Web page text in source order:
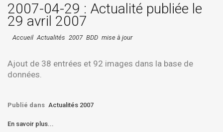
2007-04-29 : Actualité publiée le
29 avril 2007
Accueil Actualités 2007 BDD mise à jour
Ajout de 38 entrées et 92 images dans la base de
données.
Publié dans Actualités 2007
En savoir plus...